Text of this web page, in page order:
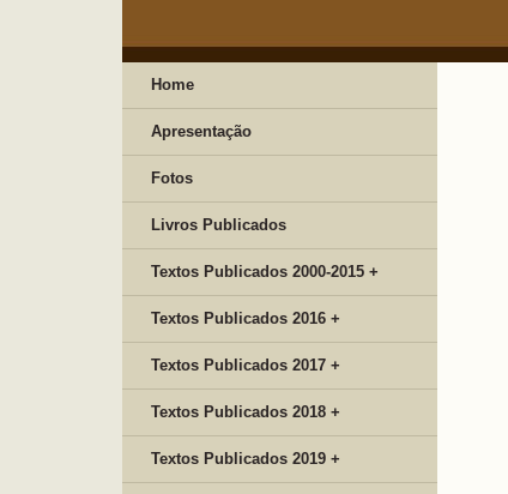
Home
Apresentação
Fotos
Livros Publicados
Textos Publicados 2000-2015 +
Textos Publicados 2016 +
Textos Publicados 2017 +
Textos Publicados 2018 +
Textos Publicados 2019 +